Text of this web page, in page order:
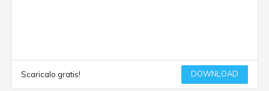
Scaricalo gratis! DOWNLOAD